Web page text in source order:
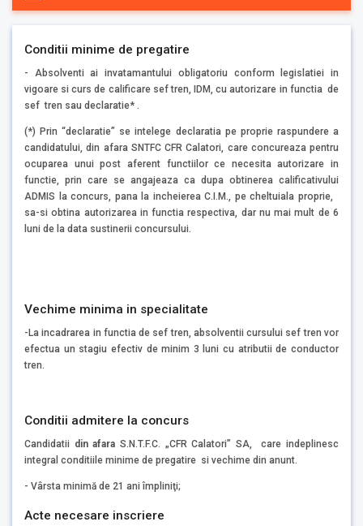
Conditii minime de pregatire
- Absolventi ai invatamantului obligatoriu conform legislatiei in
vigoare si curs de calificare sef tren, IDM, cu autorizare in functia de
sef tren sau declaratie* .
(*) Prin “declaratie” se intelege declaratia pe proprie raspundere a
candidatului, din afara SNTFC CFR Calatori, care concureaza pentru
ocuparea unui post aferent functiilor ce necesita autorizare in
functie, prin care se angajeaza ca dupa obtinerea calificativului
ADMIS la concurs, pana la incheierea C.I.M., pe cheltuiala proprie,
sa-si obtina autorizarea in functia respectiva, dar nu mai mult de 6
luni de la data sustinerii concursului.
Vechime minima in specialitate
-La incadrarea in functia de sef tren, absolventii cursului sef tren vor
efectua un stagiu efectiv de minim 3 luni cu atributii de conductor
tren.
Conditii admitere la concurs
Candidatii din afara S.N.T.F.C. „CFR Calatori” SA, care indeplinesc
integral conditiile minime de pregatire si vechime din anunt.
- Vârsta minimă de 21 ani împliniţi;
Acte necesare inscriere